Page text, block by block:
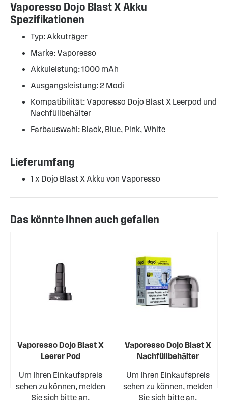
Vaporesso Dojo Blast X Akku
Spezifikationen
Typ: Akkuträger
Marke: Vaporesso
Akkuleistung: 1000 mAh
Ausgangsleistung: 2 Modi
Kompatibilität: Vaporesso Dojo Blast X Leerpod und
Nachfüllbehälter
Farbauswahl: Black, Blue, Pink, White
Lieferumfang
1 x Dojo Blast X Akku von Vaporesso
Das könnte Ihnen auch gefallen
Vaporesso Dojo Blast X
Leerer Pod
Um Ihren Einkaufspreis
sehen zu können, melden
Sie sich bitte an.
Vaporesso Dojo Blast X
Nachfüllbehälter
Um Ihren Einkaufspreis
sehen zu können, melden
Sie sich bitte an.